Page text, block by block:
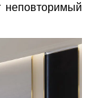
неповторимый